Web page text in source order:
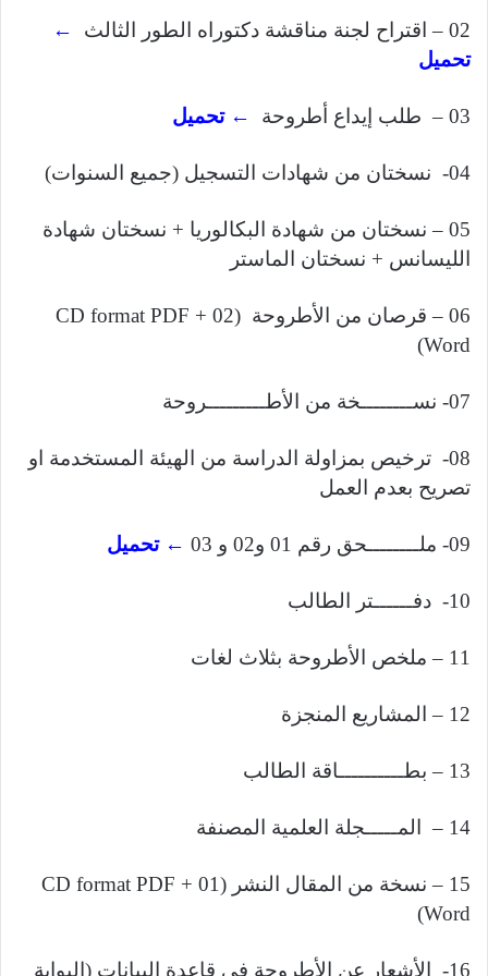
02 – اقتراح لجنة مناقشة دكتوراه الطور الثالث
←
تحميل
03 – طلب إيداع أطروحة ← تحميل
04- نسختان من شهادات التسجيل (جميع السنوات)
05 – نسختان من شهادة البكالوريا + نسختان شهادة
الليسانس + نسختان الماستر
06 – قرصان من الأطروحة (02 CD format PDF +
Word)
07- نســــــــخة من الأطـــــــــروحة
08- ترخيص بمزاولة الدراسة من الهيئة المستخدمة او
تصريح بعدم العمل
09- ملــــــــحق رقم 01 و02 و 03 ← تحميل
10- دفــــــتر الطالب
11 – ملخص الأطروحة بثلاث لغات
12 – المشاريع المنجزة
13 – بطــــــــــاقة الطالب
14 – المـــــجلة العلمية المصنفة
15 – نسخة من المقال النشر (01 CD format PDF +
Word)
16- الأشعار عن الأطروحة في قاعدة البيانات (البوابة